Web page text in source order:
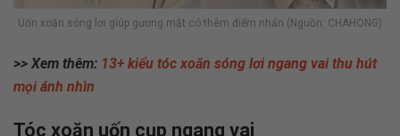
Uốn xoăn sóng lơi giúp gương mặt có thêm điểm nhấn (Nguồn: CHAHONG)
>> Xem thêm: 13+ kiểu tóc xoăn sóng lơi ngang vai thu hút
mọi ánh nhìn
Tóc xoăn uốn cụp ngang vai